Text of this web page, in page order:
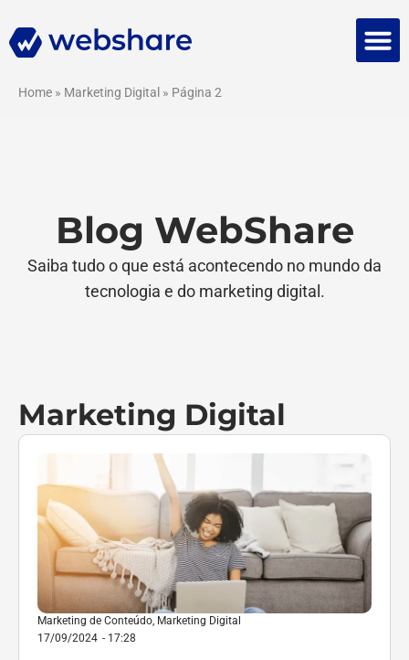
Home » Marketing Digital » Página 2
Blog WebShare
Saiba tudo o que está acontecendo no mundo da
tecnologia e do marketing digital.
Marketing Digital
Marketing de Conteúdo, Marketing Digital
17/09/2024 - 17:28